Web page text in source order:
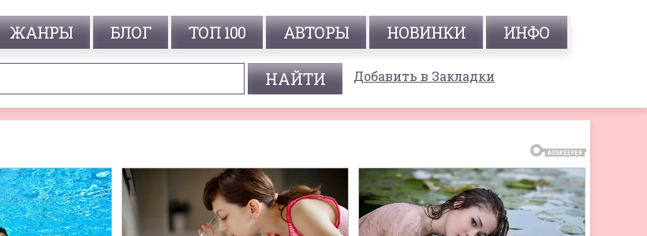
ЖАНРЫ БЛОГ ТОП 100 АВТОРЫ НОВИНКИ ИНФО
Добавить в Закладки